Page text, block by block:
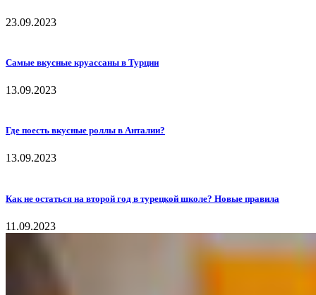
23.09.2023
Самые вкусные круассаны в Турции
13.09.2023
Где поесть вкусные роллы в Анталии?
13.09.2023
Как не остаться на второй год в турецкой школе? Новые правила
11.09.2023